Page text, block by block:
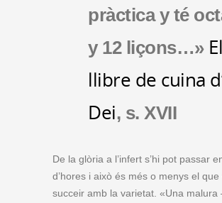
pràctica y té
y 12 liçons…» El
llibre de cuina
Dei, s. XVII
De la glòria a l’infert s’hi pot passar
d’hores i això és més o menys el que
succeir amb la varietat. «Una malura